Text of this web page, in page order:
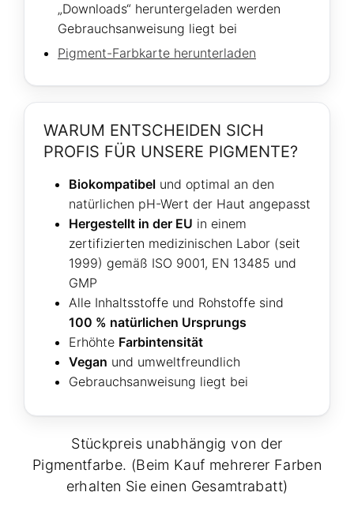
„Downloads“ heruntergeladen werden
Gebrauchsanweisung liegt bei
Pigment-Farbkarte herunterladen
WARUM ENTSCHEIDEN SICH
PROFIS FÜR UNSERE PIGMENTE?
Biokompatibel und optimal an den
natürlichen pH-Wert der Haut angepasst
Hergestellt in der EU in einem
zertifizierten medizinischen Labor (seit
1999) gemäß ISO 9001, EN 13485 und
GMP
Alle Inhaltsstoffe und Rohstoffe sind
100 % natürlichen Ursprungs
Erhöhte Farbintensität
Vegan und umweltfreundlich
Gebrauchsanweisung liegt bei
Stückpreis unabhängig von der
Pigmentfarbe. (Beim Kauf mehrerer Farben
erhalten Sie einen Gesamtrabatt)